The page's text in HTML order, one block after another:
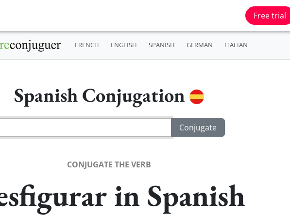
Free trial
FRENCH ENGLISH SPANISH GERMAN ITALIAN
Spanish Conjugation
CONJUGATE THE VERB
in Spanish